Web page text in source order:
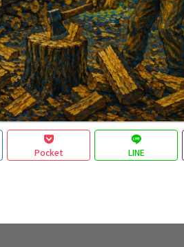
Pocket LINE